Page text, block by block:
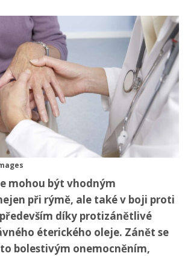
mohou být vhodným
při rýmě, ale také v boji proti
díky protizánětlivé
éterického oleje. Zánět se
bolestivým onemocněním,